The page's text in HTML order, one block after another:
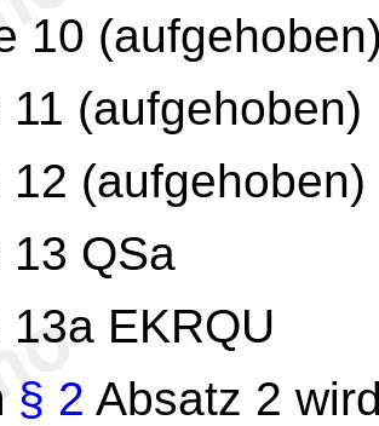
10
(aufgehoben)
12 (aufgehoben)
13 QSa
EKRQU
§ 2 Absatz 2